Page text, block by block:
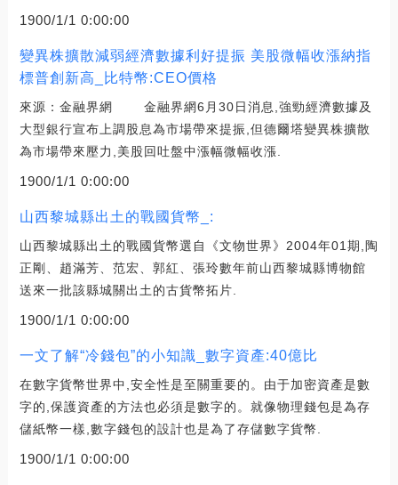
1900/1/1 0:00:00
變異株擴散減弱經濟數據利好提振 美股微幅收漲納指
標普創新高_比特幣:CEO價格
來源：金融界網 金融界網6月30日消息,強勁經濟數據及
大型銀行宣布上調股息為市場帶來提振,但德爾塔變異株擴散
為市場帶來壓力,美股回吐盤中漲幅微幅收漲.
1900/1/1 0:00:00
山西黎城縣出土的戰國貨幣_:
山西黎城縣出土的戰國貨幣選自《文物世界》2004年01期,陶
正剛、趙滿芳、范宏、郭紅、張玲數年前山西黎城縣博物館
送來一批該縣城關出土的古貨幣拓片.
1900/1/1 0:00:00
一文了解“冷錢包”的小知識_數字資產:40億比
在數字貨幣世界中,安全性是至關重要的。由于加密資產是數
字的,保護資產的方法也必須是數字的。就像物理錢包是為存
儲紙幣一樣,數字錢包的設計也是為了存儲數字貨幣.
1900/1/1 0:00:00